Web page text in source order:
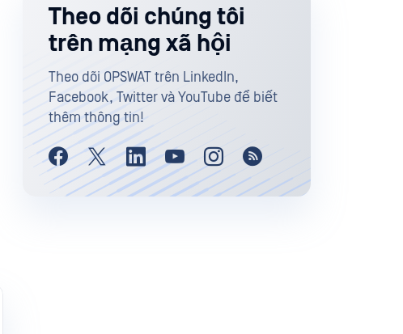
Theo dõi chúng tôi
trên mạng xã hội
Theo dõi OPSWAT trên LinkedIn,
Facebook, Twitter và YouTube để biết
thêm thông tin!